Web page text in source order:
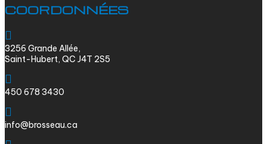
COORDONNÉES

3256 Grande Allée,
Saint-Hubert, QC J4T 2S5

450 678 3430

info@brosseau.ca